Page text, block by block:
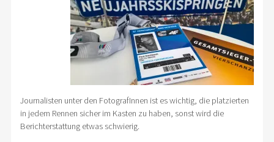
Journalisten unter den FotografInnen ist es wichtig, die platzierten
in jedem Rennen sicher im Kasten zu haben, sonst wird die
Berichterstattung etwas schwierig.